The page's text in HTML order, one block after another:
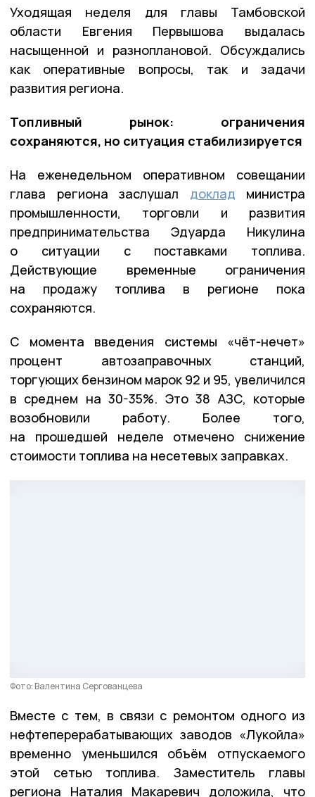
Уходящая неделя для главы Тамбовской
области Евгения Первышова выдалась
насыщенной и разноплановой. Обсуждались
как оперативные вопросы, так и задачи
развития региона.
Топливный рынок: ограничения
сохраняются, но ситуация стабилизируется
На еженедельном оперативном совещании
глава региона заслушал доклад министра
промышленности, торговли и развития
предпринимательства Эдуарда Никулина
о ситуации с поставками топлива.
Действующие временные ограничения
на продажу топлива в регионе пока
сохраняются.
С момента введения системы «чёт-нечет»
процент автозаправочных станций,
торгующих бензином марок 92 и 95, увеличился
в среднем на 30-35%. Это 38 АЗС, которые
возобновили работу. Более того,
на прошедшей неделе отмечено снижение
стоимости топлива на несетевых заправках.
Фото: Валентина Сергованцева
Вместе с тем, в связи с ремонтом одного из
нефтеперерабатывающих заводов «Лукойла»
временно уменьшился объём отпускаемого
этой сетью топлива. Заместитель главы
региона Наталия Макаревич доложила, что